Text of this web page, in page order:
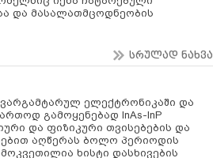
და მასალათმცოდნეობის
სრულად ნახვა
ელექტრონიკაში და
გამოყენებად InAs-InP
და ფიზიკური თვისებების და
აღწერას ბოლო პერიოდის
ხისტი დასხივების